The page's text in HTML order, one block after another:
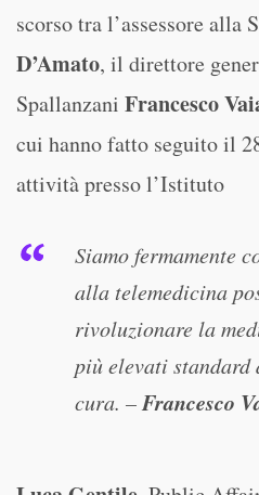
scorso tra l’assessore alla
D’Amato, il direttore
Spallanzani Francesco
cui hanno fatto seguito il
attività presso l’Istituto
Siamo fermamente
alla telemedicina
rivoluzionare la
più elevati standard
cura. –Francesco